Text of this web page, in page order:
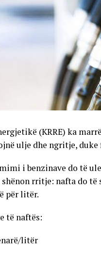
(KRRE) ka
ulje dhe ngritje,
i benzinave do të
rritje: nafta do të
për litër.
të naftës:
litër